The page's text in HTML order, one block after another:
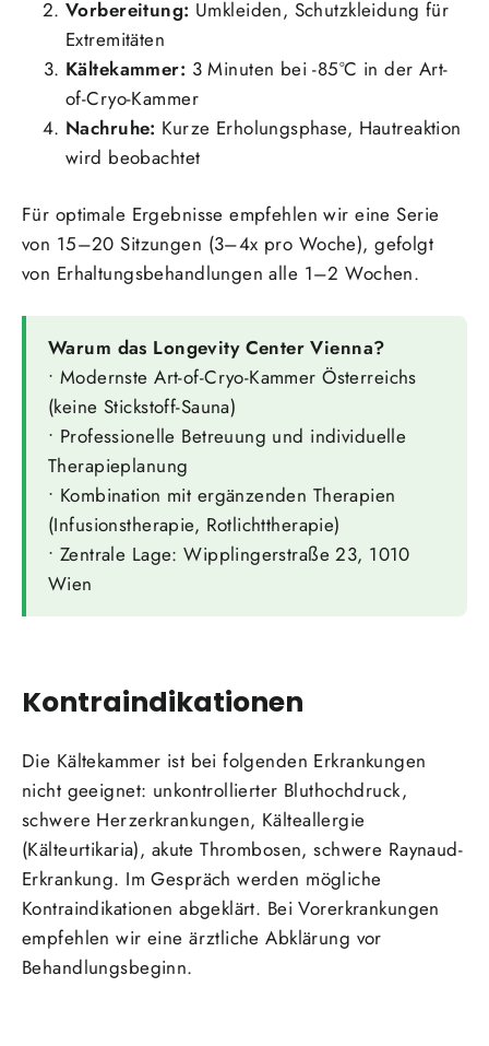
Vorbereitung: Umkleiden, Schutzkleidung für
Extremitäten
Kältekammer: 3 Minuten bei -85°C in der Art-
of-Cryo-Kammer
Nachruhe: Kurze Erholungsphase, Hautreaktion
wird beobachtet
Für optimale Ergebnisse empfehlen wir eine Serie
von 15–20 Sitzungen (3–4x pro Woche), gefolgt
von Erhaltungsbehandlungen alle 1–2 Wochen.
Warum das Longevity Center Vienna?
• Modernste Art-of-Cryo-Kammer Österreichs
(keine Stickstoff-Sauna)
• Professionelle Betreuung und individuelle
Therapieplanung
• Kombination mit ergänzenden Therapien
(Infusionstherapie, Rotlichttherapie)
• Zentrale Lage: Wipplingerstraße 23, 1010
Wien
Kontraindikationen
Die Kältekammer ist bei folgenden Erkrankungen
nicht geeignet: unkontrollierter Bluthochdruck,
schwere Herzerkrankungen, Kälteallergie
(Kälteurtikaria), akute Thrombosen, schwere Raynaud-
Erkrankung. Im Gespräch werden mögliche
Kontraindikationen abgeklärt. Bei Vorerkrankungen
empfehlen wir eine ärztliche Abklärung vor
Behandlungsbeginn.